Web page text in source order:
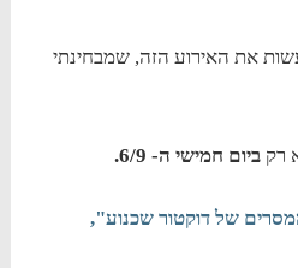
את האירוע הזה, שמבחינתי
רקביום חמישי ה- 6/9.
של דוקטור שכנוע",